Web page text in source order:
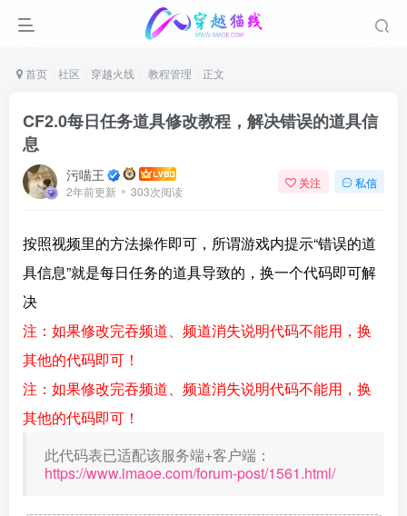
首页 社区 穿越火线 教程管理 正文
CF2.0每日任务道具修改教程，解决错误的道具信
息
污喵王
2年前更新 303次阅读
关注 私信
按照视频里的方法操作即可，所谓游戏内提示“错误的道
具信息”就是每日任务的道具导致的，换一个代码即可解
决
注：如果修改完吞频道、频道消失说明代码不能用，换
其他的代码即可！
注：如果修改完吞频道、频道消失说明代码不能用，换
其他的代码即可！
此代码表已适配该服务端+客户端：
https://www.imaoe.com/forum-post/1561.html/